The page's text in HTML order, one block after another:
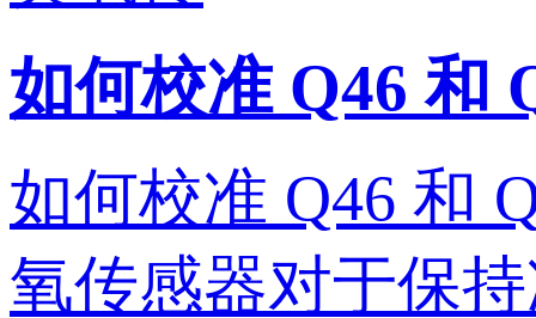
如何校准 Q46 和
如何校准 Q46 和
氧传感器对于保